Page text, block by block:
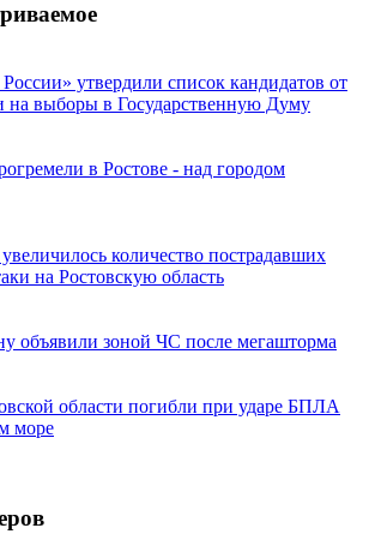
утвердили список кандидатов от
на выборы в Государственную Думу
в Ростове - над городом
количество пострадавших
на Ростовскую область
объявили зоной ЧС после мегашторма
области погибли при ударе БПЛА
море